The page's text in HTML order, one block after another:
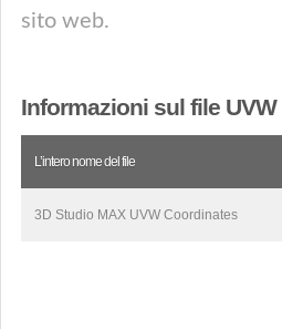
sito web.
Informazioni sul file UVW
L’intero nome del file
3D Studio MAX UVW Coordinates